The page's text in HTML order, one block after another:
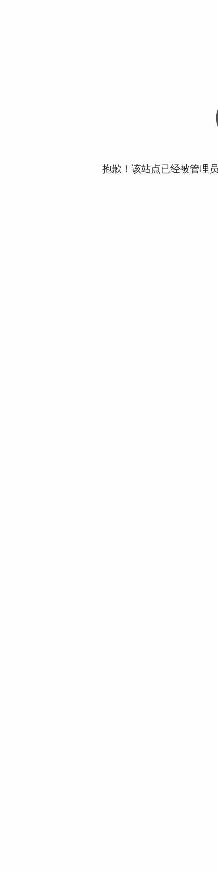
抱歉！该站点已经被管理